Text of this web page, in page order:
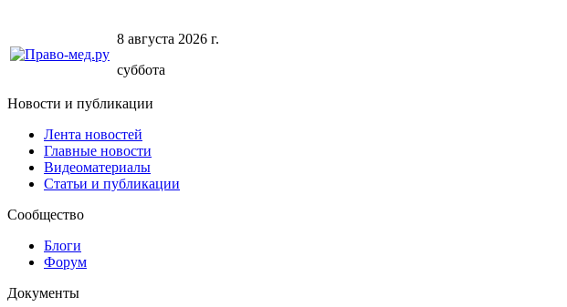
8 августа 2026 г.
суббота
Новости и публикации
Лента новостей
Главные новости
Видеоматериалы
Статьи и публикации
Сообщество
Блоги
Форум
Документы